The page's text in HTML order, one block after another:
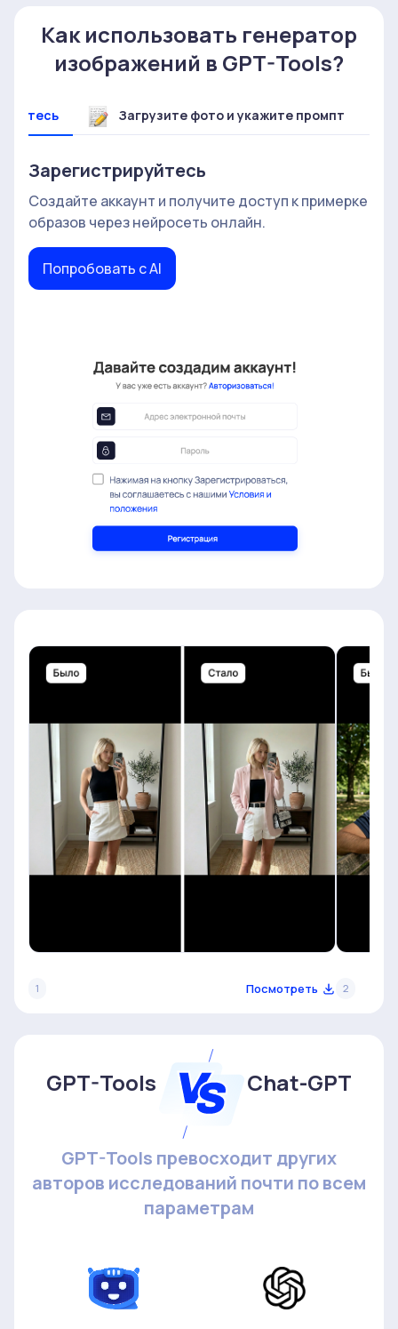
Как использовать генератор
изображений в GPT-Tools?
Загрузите фото и укажите промпт
Зарегистрируйтесь
Создайте аккаунт и получите доступ к примерке
образов через нейросеть онлайн.
Попробовать с AI
1 Посмотреть 2
GPT-Tools Chat-GPT
GPT-Tools превосходит других
авторов исследований почти по всем
параметрам